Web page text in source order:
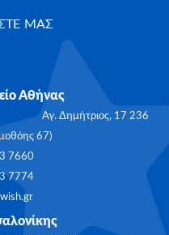
ΜΑΣ
Αθήνας
Αγ. Δημήτριος, 17 236
67)
7660
7774